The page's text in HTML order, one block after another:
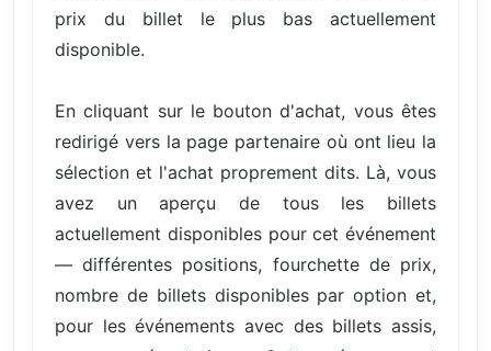
prix du billet le plus bas actuellement
disponible.
En cliquant sur le bouton d'achat, vous êtes
redirigé vers la page partenaire où ont lieu la
sélection et l'achat proprement dits. Là, vous
avez un aperçu de tous les billets
actuellement disponibles pour cet événement
— différentes positions, fourchette de prix,
nombre de billets disponibles par option et,
pour les événements avec des billets assis,